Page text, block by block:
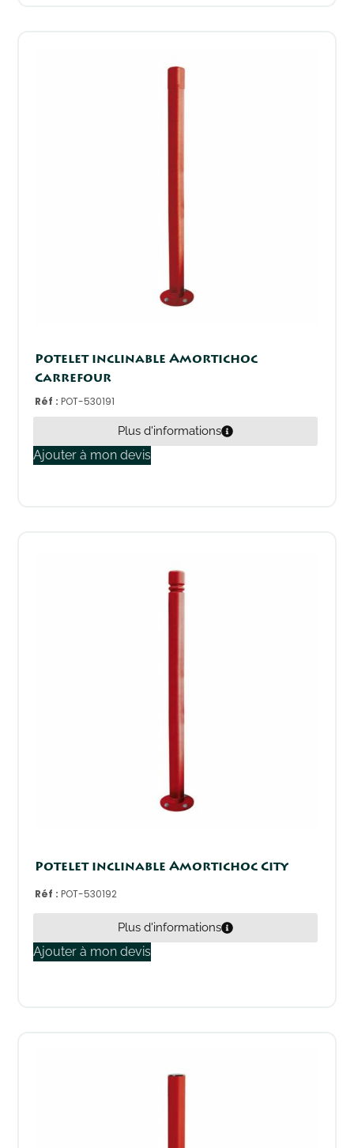
Potelet inclinable Amortichoc
Carrefour
Réf :POT-530191
Plus d'informations
Ajouter à mon devis
Potelet inclinable Amortichoc City
Réf :POT-530192
Plus d'informations
Ajouter à mon devis